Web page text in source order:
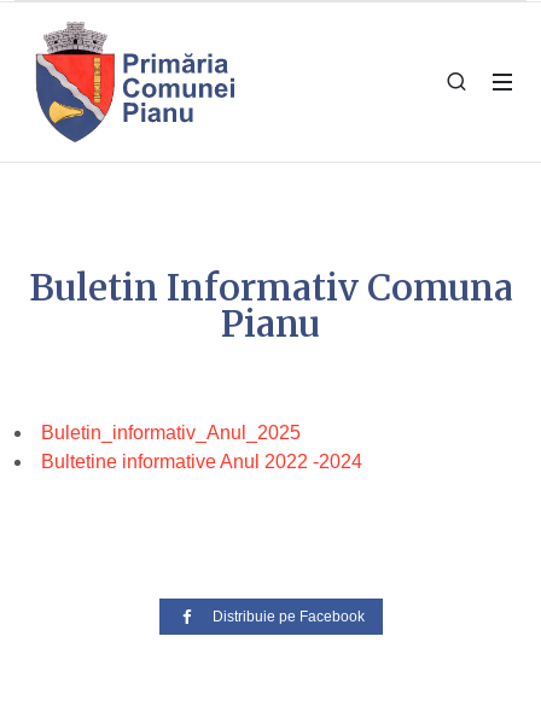
Buletin Informativ Comuna
Pianu
Buletin_informativ_Anul_2025
Bultetine informative Anul 2022 -2024
Distribuie pe Facebook